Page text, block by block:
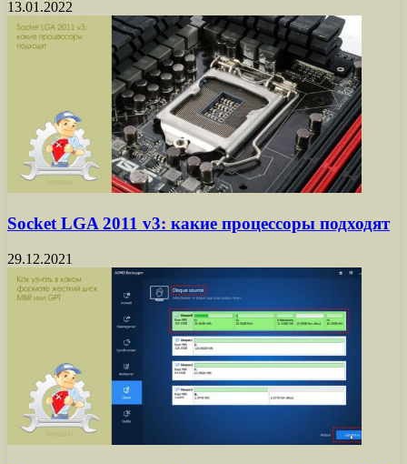
13.01.2022
Socket LGA 2011 v3: какие процессоры подходят
29.12.2021